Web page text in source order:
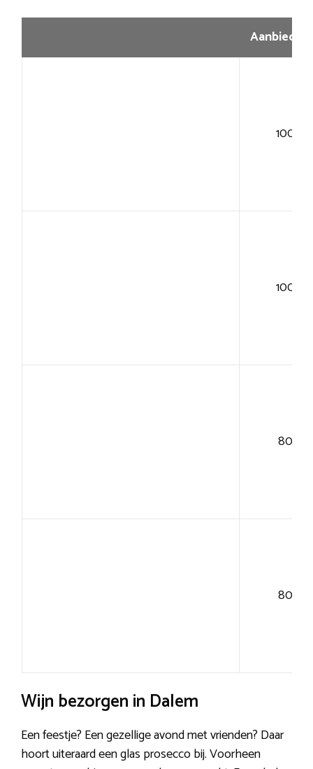
100+
100+
80+
80+
Wijn bezorgen in Dalem
Een feestje? Een gezellige avond met vrienden? Daar
hoort uiteraard een glas prosecco bij. Voorheen